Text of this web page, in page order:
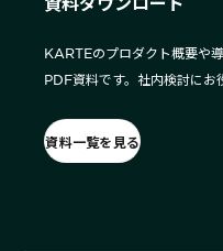
KARTEのプロダクト概要や
PDF資料です。社内検討にお
資料一覧を見る